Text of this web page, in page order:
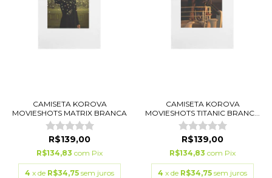
CAMISETA KOROVA
MOVIESHOTS MATRIX BRANCA
R$139,00
R$134,83 com Pix
4 x de R$34,75 sem juros
CAMISETA KOROVA
MOVIESHOTS TITANIC BRANC...
R$139,00
R$134,83 com Pix
4 x de R$34,75 sem juros